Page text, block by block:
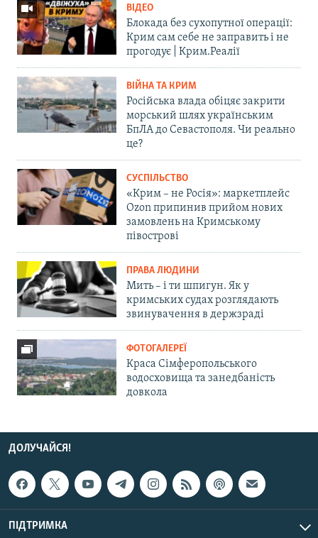
ВІДЕО
Блокада без сухопутної операції:
Крим сам себе не заправить і не
прогодує | Крим.Реалії
ВІЙНА ТА КРИМ
Російська влада обіцяє закрити
морський шлях українським
БпЛА до Севастополя. Чи реально
це?
СУСПІЛЬСТВО
«Крим – не Росія»: маркетплейс
Ozon припинив прийом нових
замовлень на Кримському
півострові
ПРАВА ЛЮДИНИ
Мить – і ти шпигун. Як у
кримських судах розглядають
звинувачення в держзраді
ФОТОГАЛЕРЕЇ
Краса Сімферопольського
водосховища та занедбаність
довкола
ДОЛУЧАЙСЯ!
ПІДТРИМКА